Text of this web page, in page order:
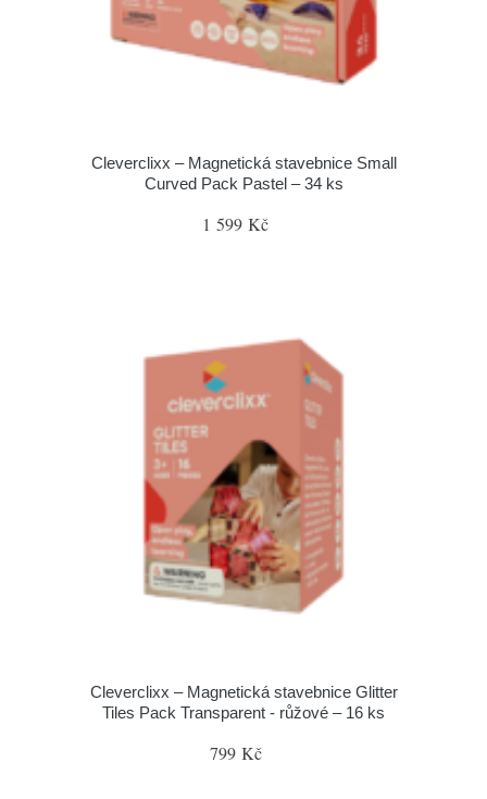
Cleverclixx – Magnetická stavebnice Small
Curved Pack Pastel – 34 ks
1 599 Kč
Cleverclixx – Magnetická stavebnice Glitter
Tiles Pack Transparent - růžové – 16 ks
799 Kč